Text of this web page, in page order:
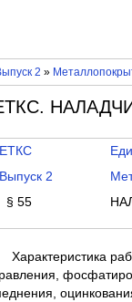
2 »
ЕТКС
Выпуск 2
§ 55
Характеристика